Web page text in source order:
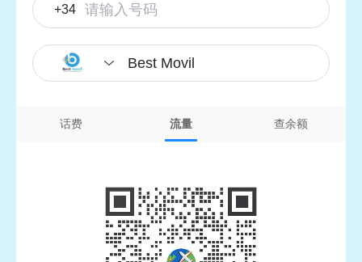
+34
Best Movil
话费 流量 查余额